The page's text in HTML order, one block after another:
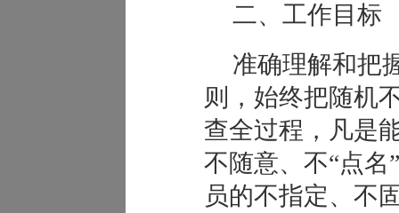
二、工作目标
准确理解和把
则，始终把随机
查全过程，凡是
不随意、不“点名
员的不指定、不